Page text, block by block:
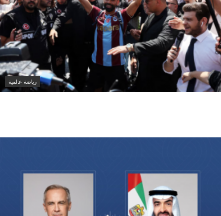
رياضة عالمية